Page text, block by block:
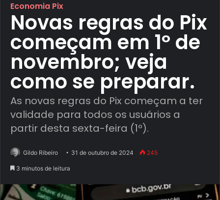
Economia Pix
Novas regras do Pix
começam em 1º de
novembro; veja
como se preparar.
As novas regras do Pix começam a ter
validade para todos os usuários a
partir desta sexta-feira (1º).
Gildo Ribeiro 31 de outubro de 2024 245
3 minutos de leitura